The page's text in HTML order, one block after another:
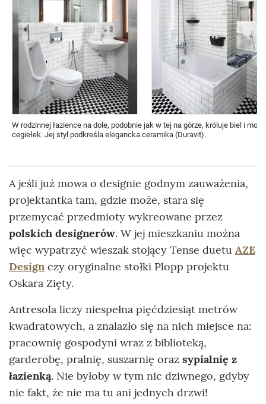
W rodzinnej łazience na dole, podobnie jak w tej na górze, króluje biel i
cegiełek. Jej styl podkreśla elegancka ceramika (Duravit).
A jeśli już mowa o designie godnym zauważenia,
projektantka tam, gdzie może, stara się
przemycać przedmioty wykreowane przez
polskich designerów. W jej mieszkaniu można
więc wypatrzyć wieszak stojący Tense duetu AZE
Design czy oryginalne stołki Plopp projektu
Oskara Zięty.
Antresola liczy niespełna pięćdziesiąt metrów
kwadratowych, a znalazło się na nich miejsce na:
pracownię gospodyni wraz z biblioteką,
garderobę, pralnię, suszarnię oraz sypialnię z
łazienką. Nie byłoby w tym nic dziwnego, gdyby
nie fakt, że nie ma tu ani jednych drzwi!